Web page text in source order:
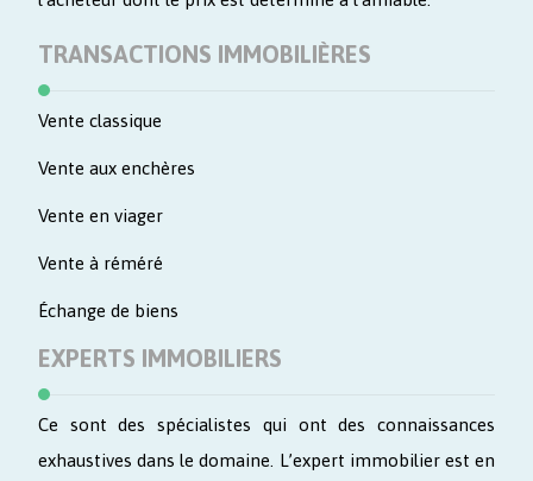
TRANSACTIONS IMMOBILIÈRES
Vente classique
Vente aux enchères
Vente en viager
Vente à réméré
Échange de biens
EXPERTS IMMOBILIERS
Ce sont des spécialistes qui ont des connaissances
exhaustives dans le domaine. L’expert immobilier est en